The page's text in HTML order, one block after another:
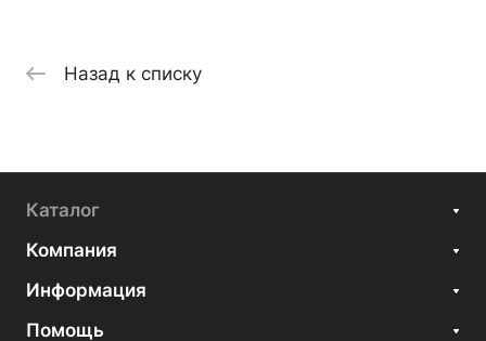
Назад к списку
Каталог
Компания
Информация
Помощь